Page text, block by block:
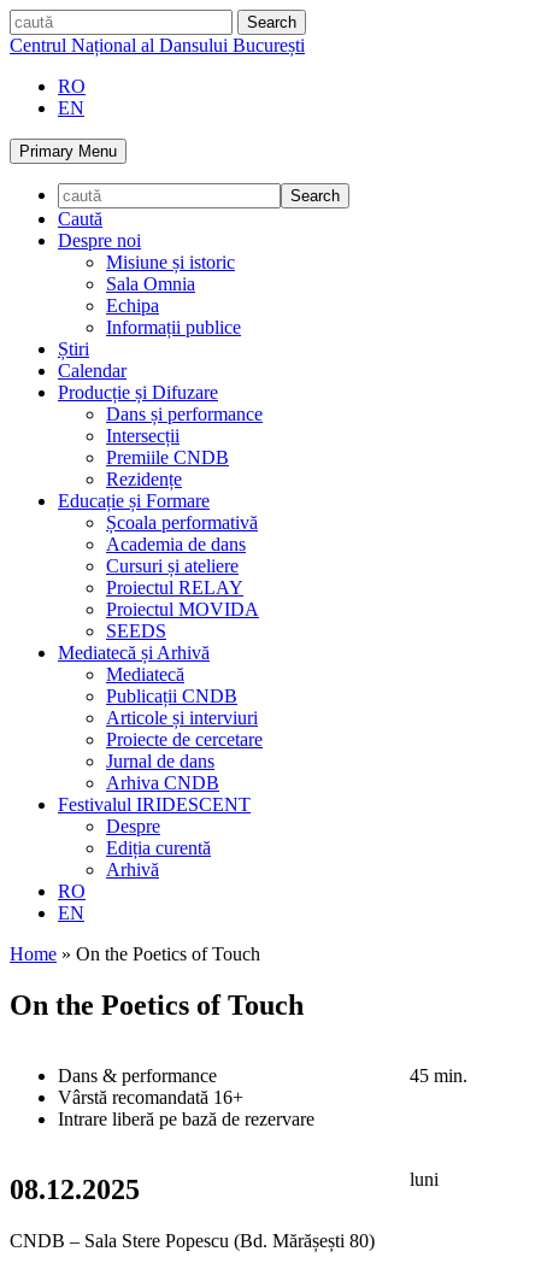
Skip
to
caută
Centrul Național al Dansului București
RO
EN
Primary Menu
Caută
Despre noi
Misiune și istoric
Sala Omnia
Echipa
Informații publice
Știri
Calendar
Producție și Difuzare
Dans și performance
Intersecții
Premiile CNDB
Rezidențe
Educație și Formare
Școala performativă
Academia de dans
Cursuri și ateliere
Proiectul RELAY
Proiectul MOVIDA
SEEDS
Mediatecă și Arhivă
Mediatecă
Publicații CNDB
Articole și interviuri
Proiecte de cercetare
Jurnal de dans
Arhiva CNDB
Festivalul IRIDESCENT
Despre
Ediția curentă
Arhivă
RO
EN
Home » On the Poetics of Touch
On the Poetics of Touch
Dans & performance
Vârstă recomandată 16+
Intrare liberă pe bază de rezervare
45 min.
08.12.2025 luni
CNDB – Sala Stere Popescu (Bd. Mărășești 80)